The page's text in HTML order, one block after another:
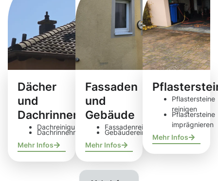
Dächer
und
Dachrinnen
Dachreinigung
Dachrinnenreinigung
Mehr Infos
Fassaden
und
Gebäude
Fassadenreinigung
Gebäudereinigung
Mehr Infos
Pflastersteine
reinigen
Pflastersteine
imprägnieren
Mehr Infos